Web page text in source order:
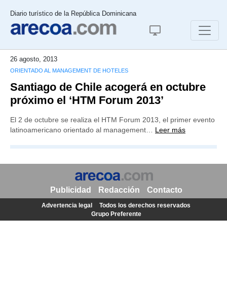
Diario turístico de la República Dominicana
26 agosto, 2013
ORIENTADO AL MANAGEMENT DE HOTELES
Santiago de Chile acogerá en octubre
próximo el ‘HTM Forum 2013’
El 2 de octubre se realiza el HTM Forum 2013, el primer evento
latinoamericano orientado al management… Leer más
Publicidad Redacción Contacto
Advertencia legal
Todos los derechos reservados
Grupo Preferente